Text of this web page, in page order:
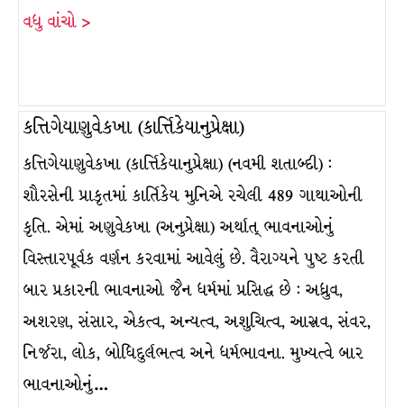
વધુ વાંચો >
કત્તિગેયાણુવેકખા (કાર્ત્તિકેયાનુપ્રેક્ષા)
કત્તિગેયાણુવેકખા (કાર્ત્તિકેયાનુપ્રેક્ષા) (નવમી શતાબ્દી) :
શૌરસેની પ્રાકૃતમાં કાર્તિકેય મુનિએ રચેલી 489 ગાથાઓની
કૃતિ. એમાં અણુવેકખા (અનુપ્રેક્ષા) અર્થાત્ ભાવનાઓનું
વિસ્તારપૂર્વક વર્ણન કરવામાં આવેલું છે. વૈરાગ્યને પુષ્ટ કરતી
બાર પ્રકારની ભાવનાઓ જૈન ધર્મમાં પ્રસિદ્ધ છે : અધ્રુવ,
અશરણ, સંસાર, એકત્વ, અન્યત્વ, અશુચિત્વ, આસ્રવ, સંવર,
નિર્જરા, લોક, બોધિદુર્લભત્વ અને ધર્મભાવના. મુખ્યત્વે બાર
ભાવનાઓનું…